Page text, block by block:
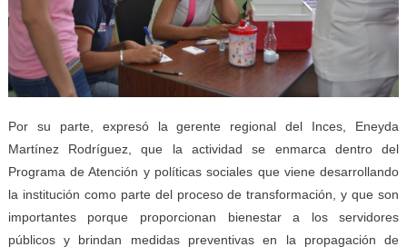
Por su parte, expresó la gerente regional del Inces, Eneyda
Martínez Rodríguez, que la actividad se enmarca dentro del
Programa de Atención y políticas sociales que viene desarrollando
la institución como parte del proceso de transformación, y que son
importantes porque proporcionan bienestar a los servidores
públicos y brindan medidas preventivas en la propagación de